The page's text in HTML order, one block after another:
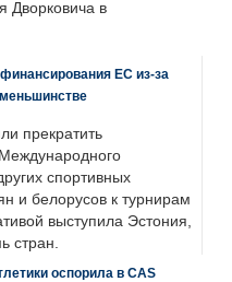
Дворковича в
ЕС из-за
прекратить
спортивных
и белорусов к турнирам
выступила Эстония,
стран.
оспорила в CAS